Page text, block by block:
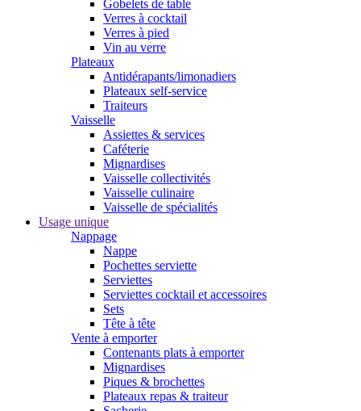
Gobelets de table
Verres à cocktail
Verres à pied
Vin au verre
Plateaux
Antidérapants/limonadiers
Plateaux self-service
Traiteurs
Vaisselle
Assiettes & services
Caféterie
Mignardises
Vaisselle collectivités
Vaisselle culinaire
Vaisselle de spécialités
Usage unique
Nappage
Nappe
Pochettes serviette
Serviettes
Serviettes cocktail et accessoires
Sets
Tête à tête
Vente à emporter
Contenants plats à emporter
Mignardises
Piques & brochettes
Plateaux repas & traiteur